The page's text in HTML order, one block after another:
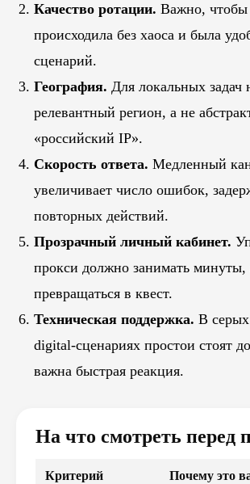
Качество ротации. Важно, чтобы
происходила без хаоса и была
сценарий.
География. Для локальных задач
релевантный регион, а не
«российский IP».
Скорость ответа. Медленный
увеличивает число ошибок,
повторных действий.
Прозрачный личный кабинет.
прокси должно занимать минуты,
превращаться в квест.
Техническая поддержка. В
digital-сценариях простои стоят
важна быстрая реакция.
На что смотреть перед
Критерий Почему это